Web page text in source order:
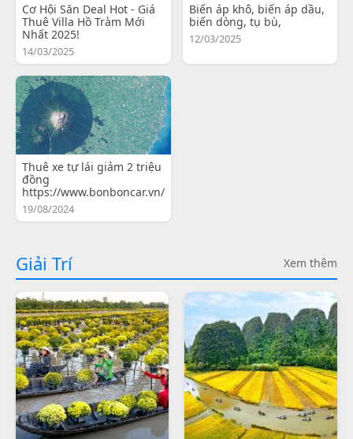
Cơ Hội Săn Deal Hot - Giá
Thuê Villa Hồ Tràm Mới
Nhất 2025!
14/03/2025
Biến áp khô, biến áp dầu,
biến dòng, tụ bù,
12/03/2025
Thuê xe tự lái giảm 2 triệu
đồng
https://www.bonboncar.vn/
19/08/2024
Giải Trí Xem thêm